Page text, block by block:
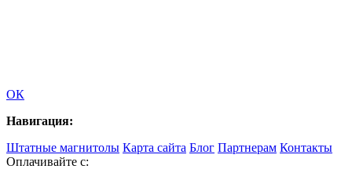
ОК
Навигация:
Штатные магнитолы Карта сайта Блог Партнерам Контакты
Оплачивайте с: